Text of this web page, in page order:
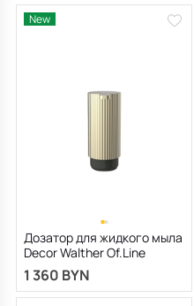
New
Дозатор для жидкого мыла
Decor Walther Of.Line
0671246, Champagne/Moor
1 360 BYN